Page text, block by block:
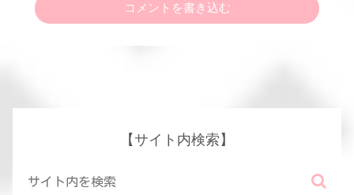
コメントを書き込む
【サイト内検索】